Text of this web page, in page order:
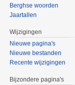
Berghse woorden
Jaartallen
Wijzigingen
Nieuwe pagina's
Nieuwe bestanden
Recente wijzigingen
Bijzondere pagina's